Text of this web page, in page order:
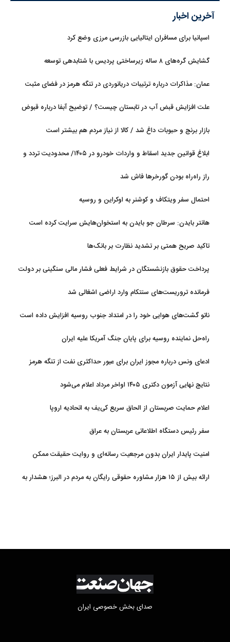
آخرین اخبار
اسپانیا برای مسافران ایتالیایی بازرسی مرزی وضع کرد
گشایش گره‌های ۸ ساله زیرساختی پردیس با شتابدهی توسعه
عمان: مذاکرات درباره ترتیبات دریانوردی در تنگه هرمز در فضای مثبت
علت افزایش قبض آب در تابستان چیست؟ / توضیح آبفا درباره قبوض
بازار برنج و حبوبات داغ شد / کالا از نیاز مردم هم بیشتر است
ابلاغ قوانین جدید اسقاط و واردات خودرو در ۱۴۰۵/ محدودیت تردد و
سوخت‌رسانی به فرسوده‌ها
راز راه‌راه بودن گورخرها فاش شد
احتمال سفر ویتکاف و کوشنر به اوکراین و روسیه
هانتر بایدن: سرطان جو بایدن به استخوان‌هایش سرایت کرده است
تاکید صریح همتی بر تشدید نظارت بر بانک‌ها
پرداخت حقوق بازنشستگان در شرایط فعلی فشار مالی سنگینی بر دولت
فرمانده تروریست‌های سنتکام وارد اراضی اشغالی شد
ناتو گشت‌های هوایی خود را در امتداد جنوب روسیه افزایش داده است
راه‌حل نماینده روسیه برای پایان جنگ آمریکا علیه ایران
ادعای ونس درباره مجوز ایران برای عبور حداکثری نفت از تنگه هرمز
نتایج نهایی آزمون دکتری ۱۴۰۵ اواخر مرداد اعلام می‌شود
اعلام حمایت صربستان از الحاق سریع کی‌یف به اتحادیه اروپا
سفر رئیس دستگاه اطلاعاتی عربستان به عراق
امنیت پایدار ایران بدون مرجعیت رسانه‌ای و روایت حقیقت ممکن
ارائه بیش از ۱۵ هزار مشاوره حقوقی رایگان به مردم در البرز؛ هشدار به
صدای بخش خصوصی ایران